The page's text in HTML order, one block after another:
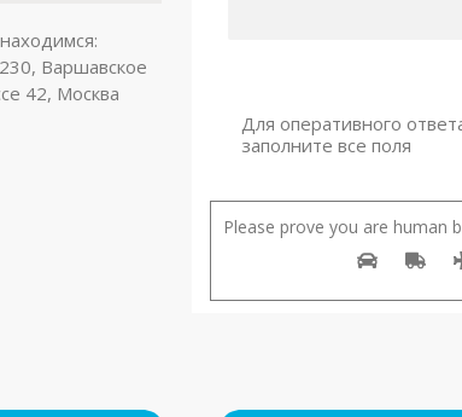
Варшавское
42, Москва
Для оперативного
заполните все поля
Please prove you are human